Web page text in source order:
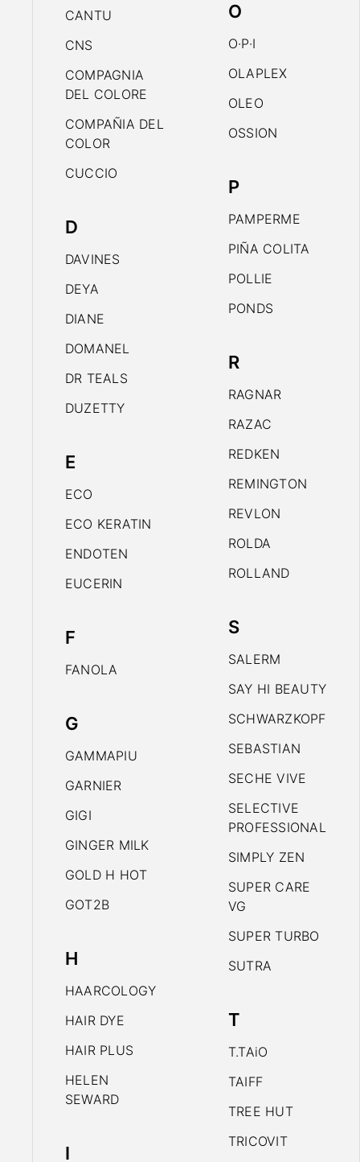
CANTU
CNS
COMPAGNIA
DEL COLORE
COMPAÑIA DEL
COLOR
CUCCIO
D
DAVINES
DEYA
DIANE
DOMANEL
DR TEALS
DUZETTY
E
ECO
ECO KERATIN
ENDOTEN
EUCERIN
F
FANOLA
G
GAMMAPIU
GARNIER
GIGI
GINGER MILK
GOLD H HOT
GOT2B
H
HAARCOLOGY
HAIR DYE
HAIR PLUS
HELEN
SEWARD
I
O
O·P·I
OLAPLEX
OLEO
OSSION
P
PAMPERME
PIÑA COLITA
POLLIE
PONDS
R
RAGNAR
RAZAC
REDKEN
REMINGTON
REVLON
ROLDA
ROLLAND
S
SALERM
SAY HI BEAUTY
SCHWARZKOPF
SEBASTIAN
SECHE VIVE
SELECTIVE
PROFESSIONAL
SIMPLY ZEN
SUPER CARE
VG
SUPER TURBO
SUTRA
T
T.TAiO
TAIFF
TREE HUT
TRICOVIT